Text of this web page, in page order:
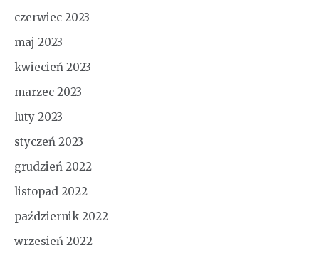
czerwiec 2023
maj 2023
kwiecień 2023
marzec 2023
luty 2023
styczeń 2023
grudzień 2022
listopad 2022
październik 2022
wrzesień 2022